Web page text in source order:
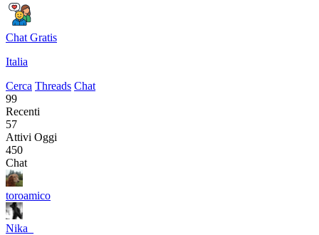
Chat Gratis
Italia
Cerca Threads Chat
99
Recenti
57
Attivi Oggi
450
Chat
toroamico
Nika_